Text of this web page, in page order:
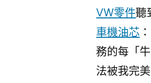
VW零件聽
車機油芯
務的每「
法被我完